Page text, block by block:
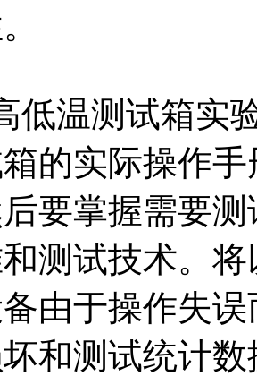
温测试箱实验
的实际操作
要掌握需要
测试技术。
由于操作失
和测试统计